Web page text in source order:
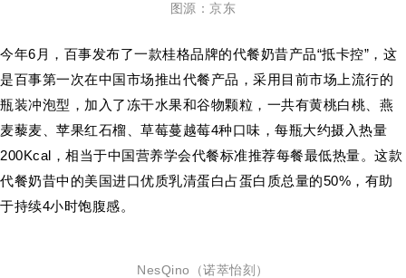
图源：京东
今年6月，百事发布了一款桂格品牌的代餐奶昔产品“抵卡控”，这
是百事第一次在中国市场推出代餐产品，采用目前市场上流行的
瓶装冲泡型，加入了冻干水果和谷物颗粒，一共有黄桃白桃、燕
麦藜麦、苹果红石榴、草莓蔓越莓4种口味，每瓶大约摄入热量
200Kcal，相当于中国营养学会代餐标准推荐每餐最低热量。这款
代餐奶昔中的美国进口优质乳清蛋白占蛋白质总量的50%，有助
于持续4小时饱腹感。
NesQino（诺萃怡刻）